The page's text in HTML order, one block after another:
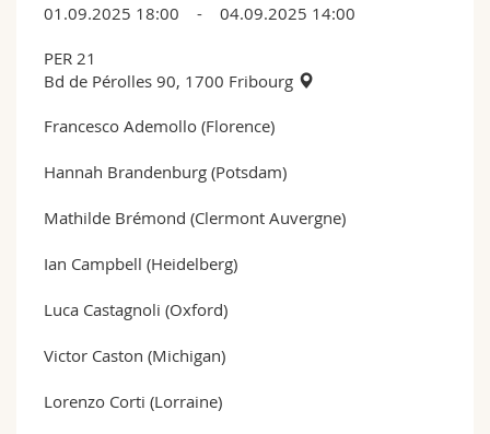
01.09.2025 18:00 - 04.09.2025 14:00
PER 21
Bd de Pérolles 90, 1700 Fribourg
Francesco Ademollo (Florence)
Hannah Brandenburg (Potsdam)
Mathilde Brémond (Clermont Auvergne)
Ian Campbell (Heidelberg)
Luca Castagnoli (Oxford)
Victor Caston (Michigan)
Lorenzo Corti (Lorraine)